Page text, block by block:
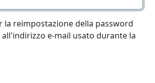
la reimpostazione della password
e-mail usato durante la